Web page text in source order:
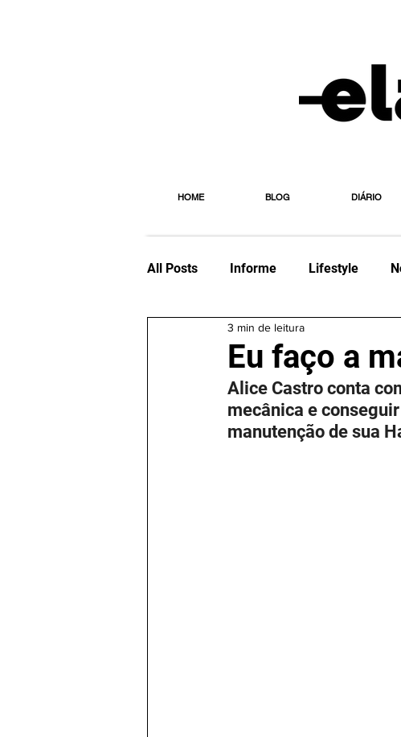
HOME BLOG DIÁRIO
All Posts Informe Lifestyle
Editorial
Eu faço a
3 min de leitura
Alice Castro conta
mecânica e
manutenção de sua